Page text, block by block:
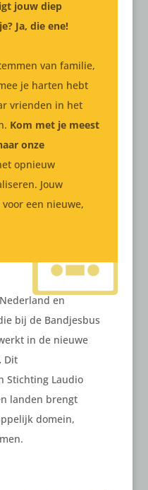
jouw diep
Ja, die ene!
van familie,
je harten hebt
vrienden in het
Kom met je meest
onze
opnieuw
Jouw
een nieuwe,
en
bij de Bandjesbus
in de nieuwe
Dit
Stichting Laudio
landen brengt
domein,